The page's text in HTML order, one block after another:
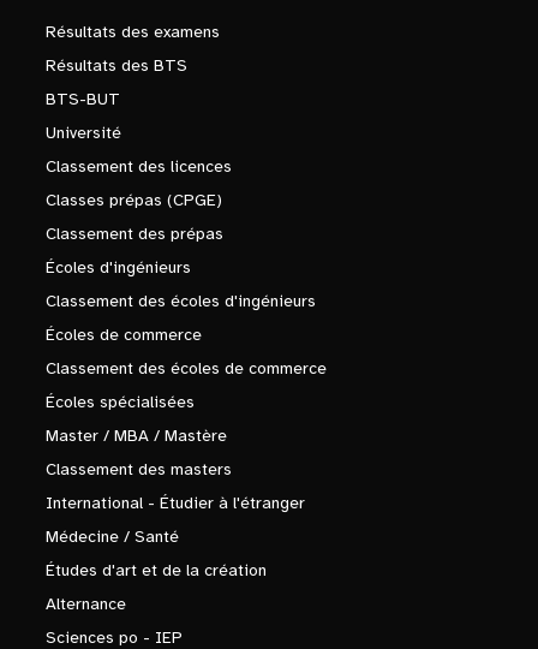
Résultats des examens
Résultats des BTS
BTS-BUT
Université
Classement des licences
Classes prépas (CPGE)
Classement des prépas
Écoles d'ingénieurs
Classement des écoles d'ingénieurs
Écoles de commerce
Classement des écoles de commerce
Écoles spécialisées
Master / MBA / Mastère
Classement des masters
International - Étudier à l'étranger
Médecine / Santé
Études d'art et de la création
Alternance
Sciences po - IEP